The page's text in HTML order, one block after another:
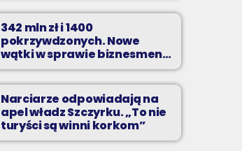
342 mln zł i 1400
pokrzywdzonych. Nowe
wątki w sprawie biznesmena
z Bielska-Białej
Narciarze odpowiadają na
apel władz Szczyrku. „To nie
turyści są winni korkom”